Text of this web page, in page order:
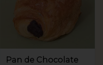
Pan de Chocolate